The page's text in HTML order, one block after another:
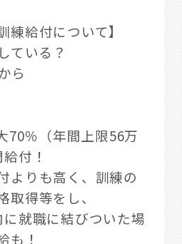
練給付について】
ている？
ら
70％（年間上限56万
付！
よりも高く、訓練の
取得等をし、
就職に結びついた場
も！